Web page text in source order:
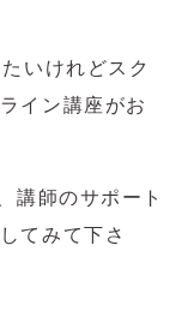
いけれどスク
イン講座がお
講師のサポート
てみて下さ